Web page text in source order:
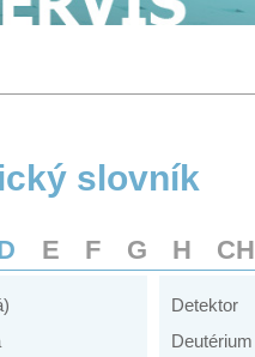
slovník
E F G H CH
Detektor
Deutérium